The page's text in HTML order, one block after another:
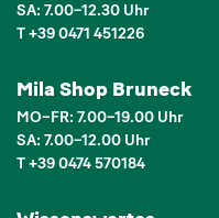
SA: 7.00–12.30 Uhr
T +39 0471 451226
Mila Shop Bruneck
MO–FR: 7.00–19.00 Uhr
SA: 7.00–12.00 Uhr
T +39 0474 570184